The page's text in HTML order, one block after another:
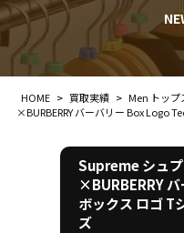
HOME > 買取実績 > Men トップ
×BURBERRY バーバリー Box Logo
Supreme シュ
×BURBERRY
ボックス ロゴ T
ズ